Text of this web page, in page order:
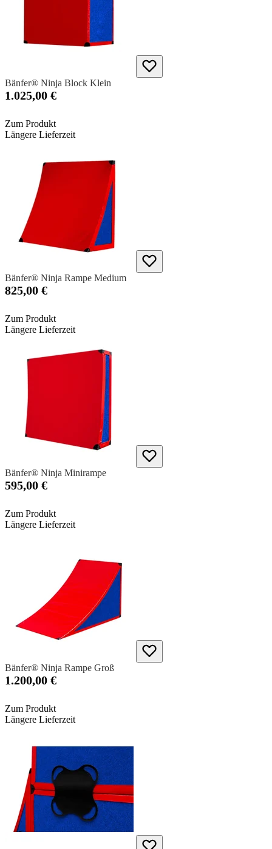
Bänfer® Ninja Block Klein
1.025,00 €
Zum Produkt
Längere Lieferzeit
Bänfer® Ninja Rampe Medium
825,00 €
Zum Produkt
Längere Lieferzeit
Bänfer® Ninja Minirampe
595,00 €
Zum Produkt
Längere Lieferzeit
Bänfer® Ninja Rampe Groß
1.200,00 €
Zum Produkt
Längere Lieferzeit